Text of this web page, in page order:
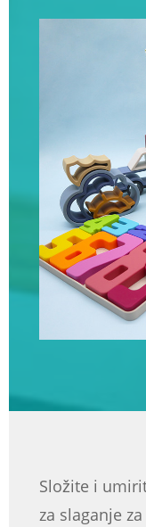
Složite i
za slaganje